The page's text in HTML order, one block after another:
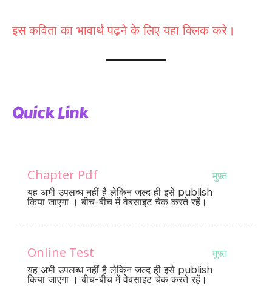
इस कविता का भावार्थ पढ़ने के लिए यहा क्लिक करे।
Quick Link
Chapter Pdf
यह अभी उपलब्ध नहीं है लेकिन जल्द ही इसे publish
किया जाएगा । बीच-बीच में वेबसाइट चेक करते रहें।
मुफ़्त
Online Test
यह अभी उपलब्ध नहीं है लेकिन जल्द ही इसे publish
किया जाएगा । बीच-बीच में वेबसाइट चेक करते रहें।
मुफ़्त